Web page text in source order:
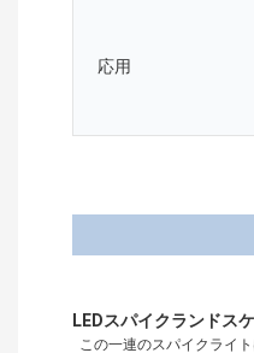
応用
この一連のスパイクライ